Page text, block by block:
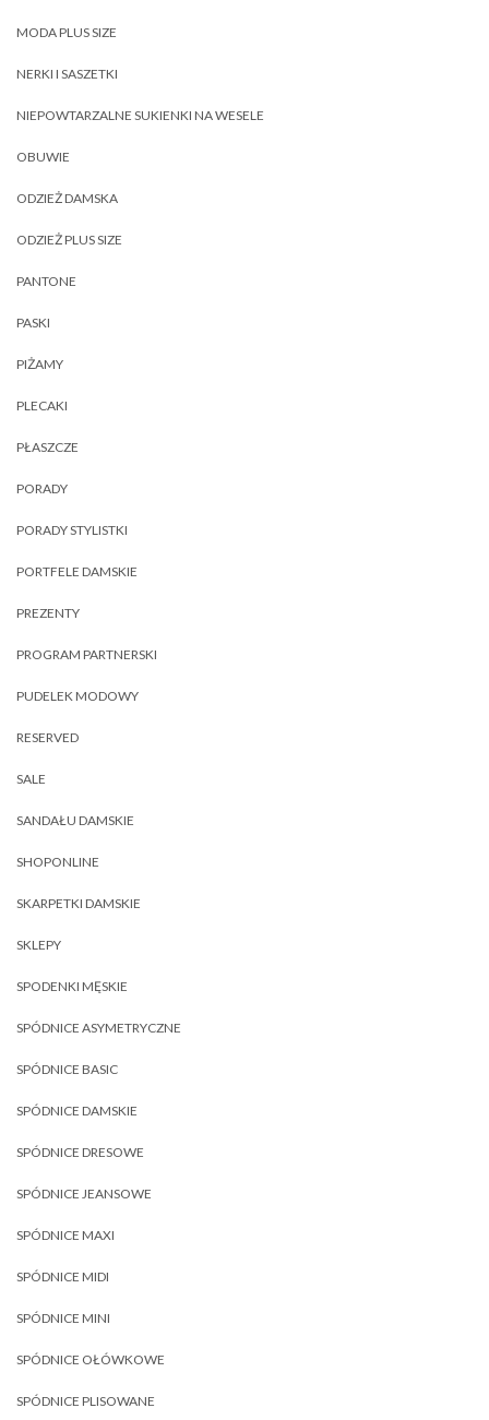
MODA PLUS SIZE
NERKI I SASZETKI
NIEPOWTARZALNE SUKIENKI NA WESELE
OBUWIE
ODZIEŻ DAMSKA
ODZIEŻ PLUS SIZE
PANTONE
PASKI
PIŻAMY
PLECAKI
PŁASZCZE
PORADY
PORADY STYLISTKI
PORTFELE DAMSKIE
PREZENTY
PROGRAM PARTNERSKI
PUDELEK MODOWY
RESERVED
SALE
SANDAŁU DAMSKIE
SHOPONLINE
SKARPETKI DAMSKIE
SKLEPY
SPODENKI MĘSKIE
SPÓDNICE ASYMETRYCZNE
SPÓDNICE BASIC
SPÓDNICE DAMSKIE
SPÓDNICE DRESOWE
SPÓDNICE JEANSOWE
SPÓDNICE MAXI
SPÓDNICE MIDI
SPÓDNICE MINI
SPÓDNICE OŁÓWKOWE
SPÓDNICE PLISOWANE